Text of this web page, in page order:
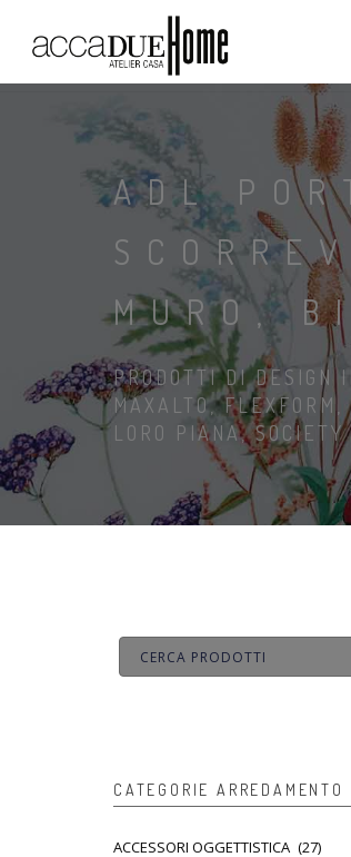
ADL
MURO,
PRODOTTI DI DESIGN
MAXALTO,
LORO PIANA,
CATEGORIE ARREDAMENTO
ACCESSORI OGGETTISTICA (27)